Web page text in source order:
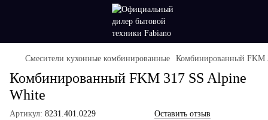
Смесители кухонные комбинированные Комбинированный FKM
Комбинированный FKM 317 SS Alpine
White
Артикул: 8231.401.0229 Оставить отзыв